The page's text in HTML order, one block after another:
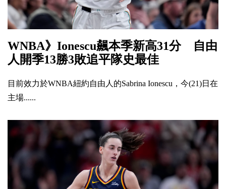
WNBA》Ionescu飆本季新高31分 自由
人開季13勝3敗追平隊史最佳
目前效力於WNBA紐約自由人的Sabrina Ionescu，今(21)日在
主場......